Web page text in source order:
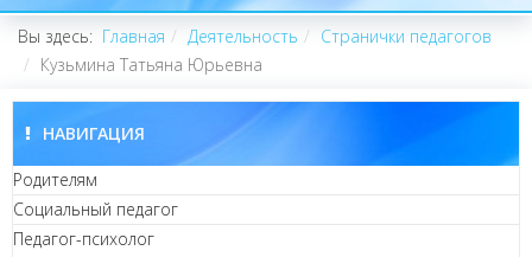
Вы здесь: Главная Деятельность
Странички педагогов
Кузьмина Татьяна Юрьевна
НАВИГАЦИЯ
Родителям
Социальный педагог
Педагог-психолог